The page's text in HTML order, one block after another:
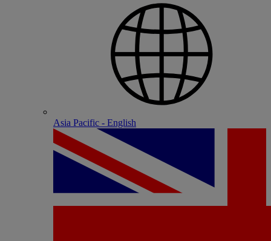
Asia Pacific - English